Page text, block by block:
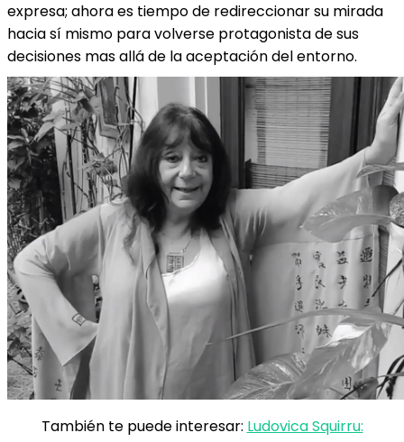
expresa; ahora es tiempo de redireccionar su mirada
hacia sí mismo para volverse protagonista de sus
decisiones mas allá de la aceptación del entorno.
También te puede interesar: Ludovica Squirru: